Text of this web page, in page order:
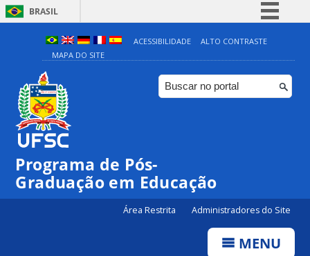
BRASIL
Simplifique!
Comunica BR
Participe
ACESSIBILIDADE
ALTO CONTRASTE
MAPA DO SITE
Programa de Pós-
Graduação em Educação
Área Restrita Administradores do Site
MENU